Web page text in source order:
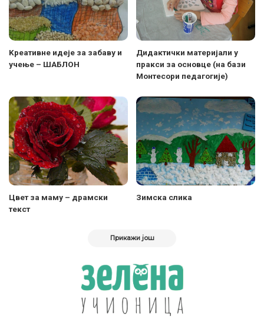
Kреативне идеје за забаву и
учење – ШАБЛОН
Дидактички материјали у
пракси за основце (на бази
Монтесори педагогије)
Цвет за маму – драмски
текст
Зимска слика
Прикажи још